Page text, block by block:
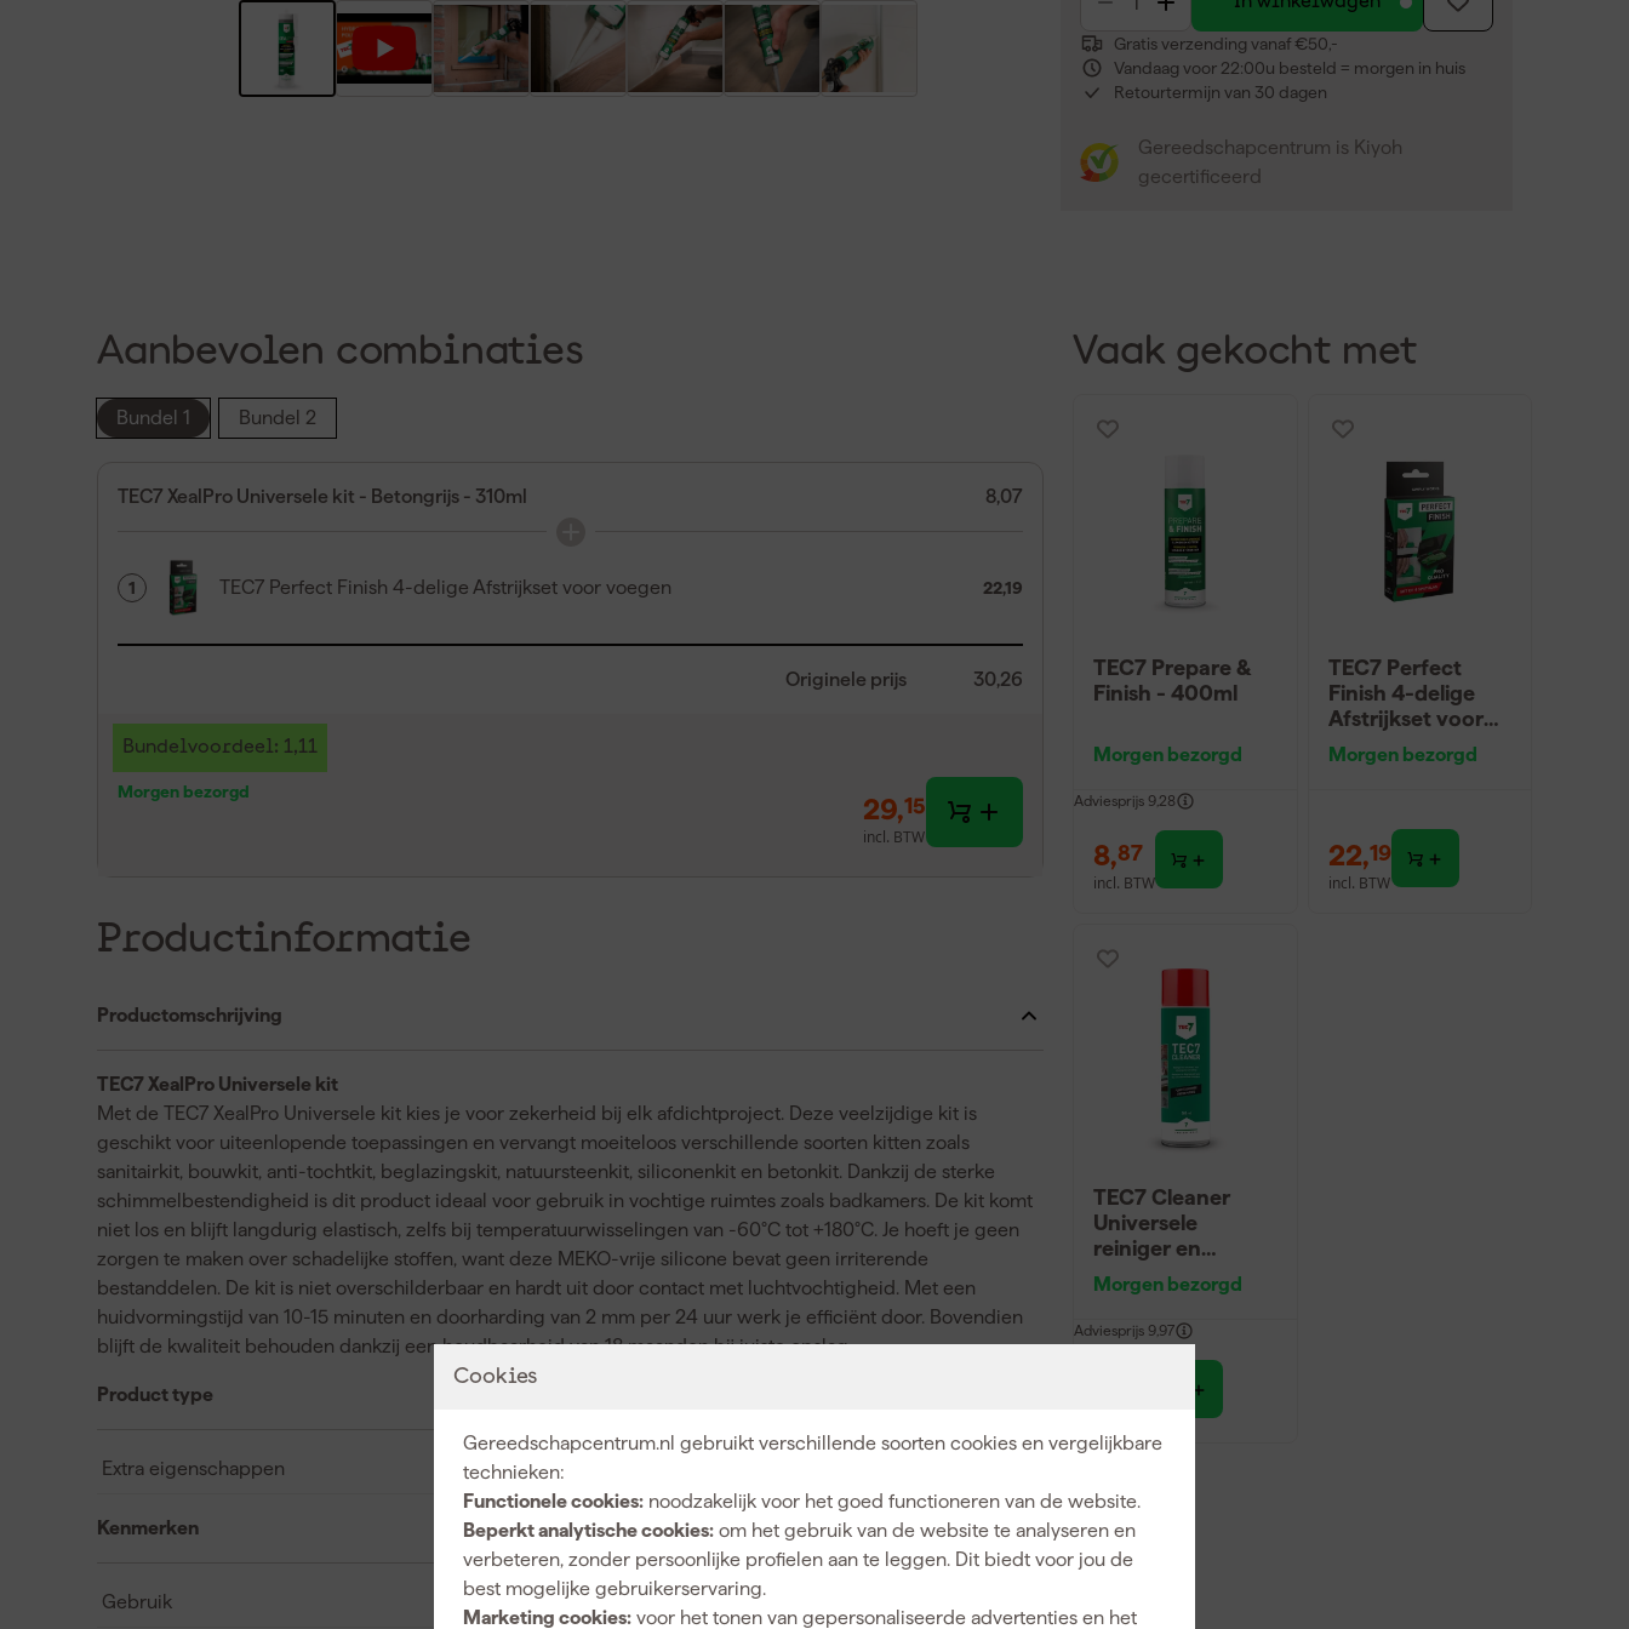
Cookies
Gereedschapcentrum.nl gebruikt verschillende soorten cookies en vergelijkbare
technieken:
Functionele cookies: noodzakelijk voor het goed functioneren van de website.
Beperkt analytische cookies: om het gebruik van de website te analyseren en
verbeteren, zonder persoonlijke profielen aan te leggen. Dit biedt voor jou de
best mogelijke gebruikerservaring.
Marketing cookies: voor het tonen van gepersonaliseerde advertenties en het
Gratis verzending vanaf €50,-
Vandaag voor 22:00u besteld = morgen in huis
Retourtermijn van 30 dagen
Gereedschapcentrum is Kiyoh
gecertificeerd
Aanbevolen combinaties
Bundel 1 Bundel 2
TEC7 XealPro Universele kit - Betongrijs - 310ml 8,07
1 TEC7 Perfect Finish 4-delige Afstrijkset voor voegen 22,19
Originele prijs 30,26
Bundelvoordeel: 1,11
Morgen bezorgd
29,15
incl. BTW
Productinformatie
Productomschrijving
TEC7 XealPro Universele kit
Met de TEC7 XealPro Universele kit kies je voor zekerheid bij elk afdichtproject. Deze veelzijdige kit is
geschikt voor uiteenlopende toepassingen en vervangt moeiteloos verschillende soorten kitten zoals
sanitairkit, bouwkit, anti-tochtkit, beglazingskit, natuursteenkit, siliconenkit en betonkit. Dankzij de sterke
schimmelbestendigheid is dit product ideaal voor gebruik in vochtige ruimtes zoals badkamers. De kit komt
niet los en blijft langdurig elastisch, zelfs bij temperatuurwisselingen van -60°C tot +180°C. Je hoeft je geen
zorgen te maken over schadelijke stoffen, want deze MEKO-vrije silicone bevat geen irriterende
bestanddelen. De kit is niet overschilderbaar en hardt uit door contact met luchtvochtigheid. Met een
huidvormingstijd van 10-15 minuten en doorharding van 2 mm per 24 uur werk je efficiënt door. Bovendien
blijft de kwaliteit behouden dankzij een houdbaarheid van 18 maanden bij juiste opslag.
Product type
Extra eigenschappen
Kenmerken
Gebruik
Vaak gekocht met
TEC7 Prepare &
Finish - 400ml
Morgen bezorgd
Adviesprijs 9,28
8,87
incl. BTW
TEC7 Perfect
Finish 4-delige
Afstrijkset voor
voegen
Morgen bezorgd
22,19
incl. BTW
TEC7 Cleaner
Universele
reiniger en
ontvetter - 500ml
Morgen bezorgd
Adviesprijs 9,97